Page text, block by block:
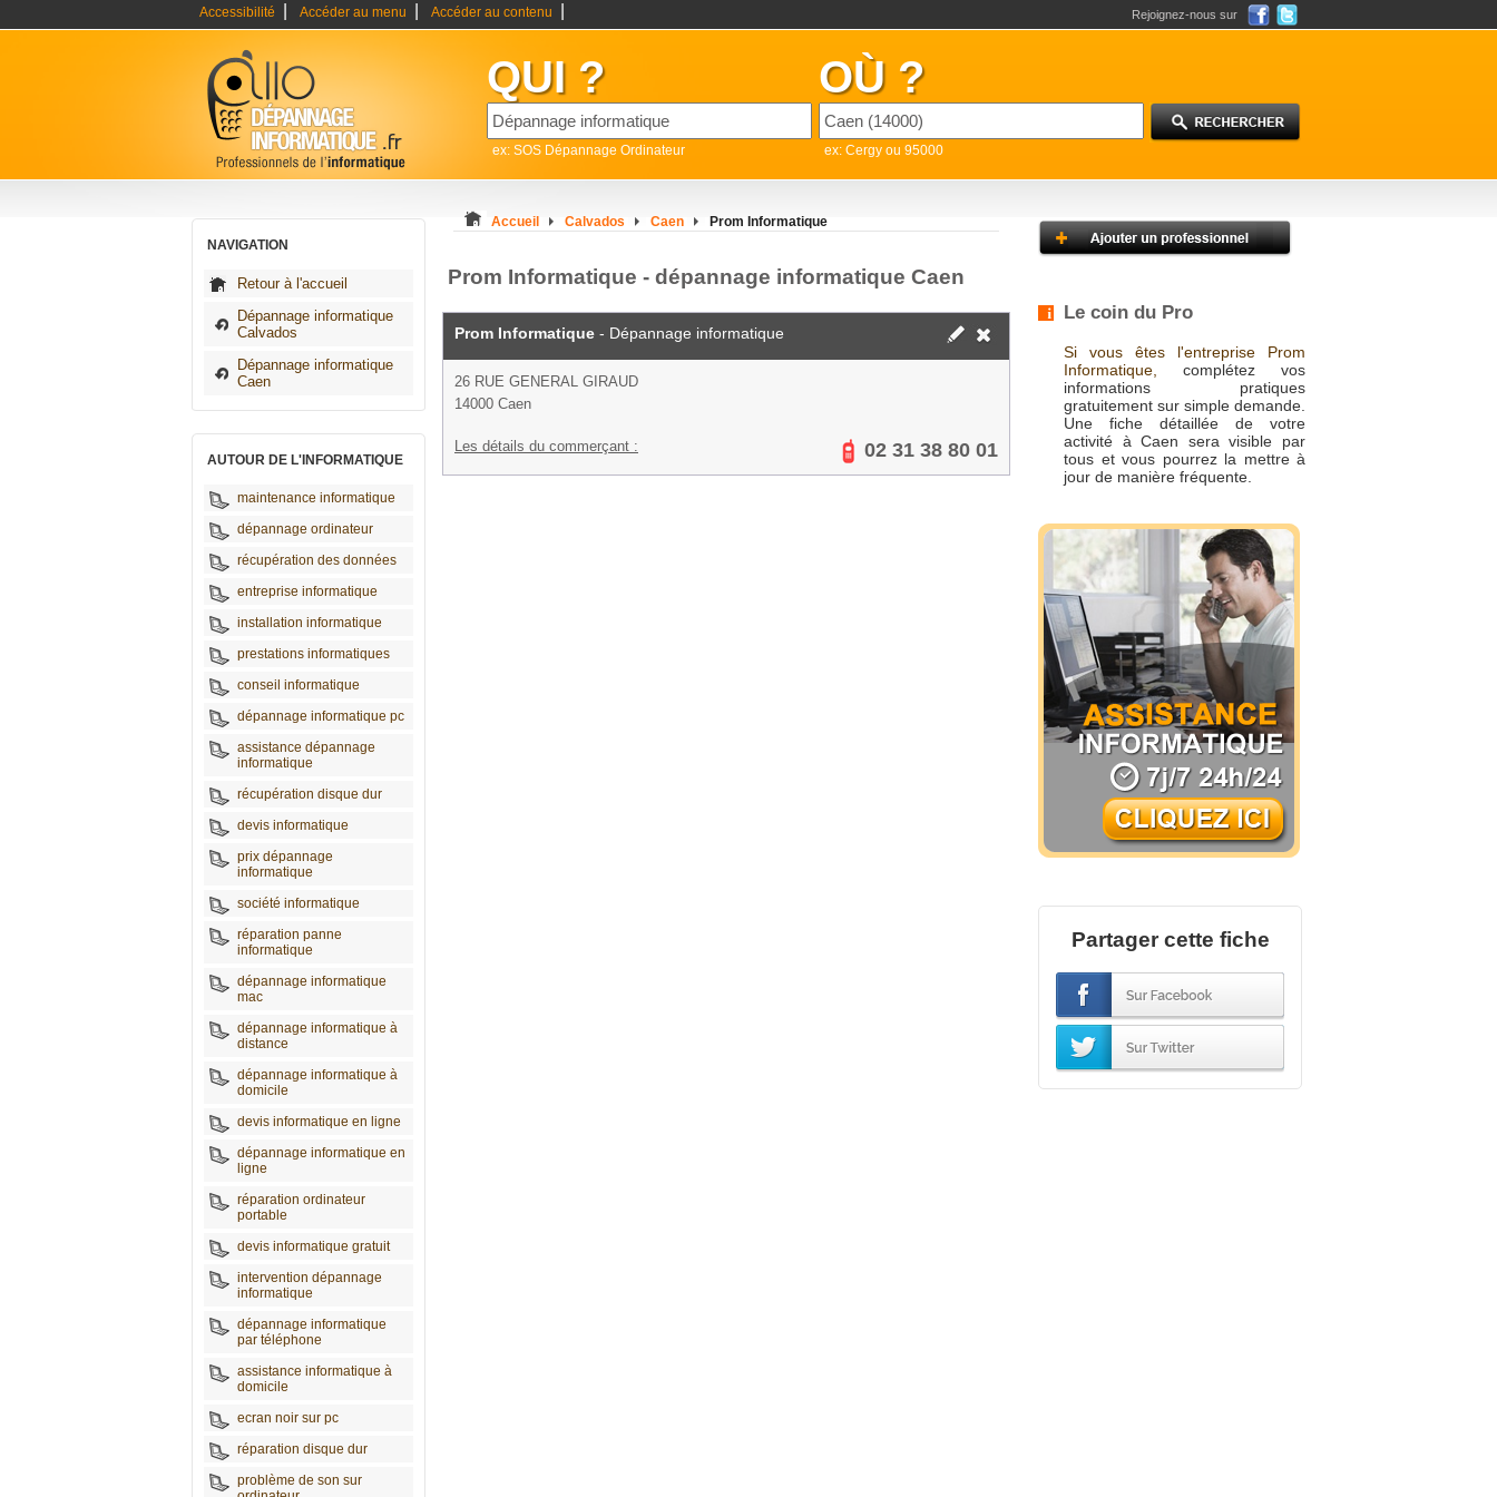
Accessibilité Accéder au menu Accéder au contenu Rejoignez-nous sur
QUI ?
ex: SOS Dépannage Ordinateur
OÙ ?
ex: Cergy ou 95000
NAVIGATION
Retour à l'accueil
Dépannage informatique
Calvados
Dépannage informatique
Caen
AUTOUR DE L'INFORMATIQUE
maintenance informatique
dépannage ordinateur
récupération des données
entreprise informatique
installation informatique
prestations informatiques
conseil informatique
dépannage informatique pc
assistance dépannage
informatique
récupération disque dur
devis informatique
prix dépannage
informatique
société informatique
réparation panne
informatique
dépannage informatique
mac
dépannage informatique à
distance
dépannage informatique à
domicile
devis informatique en ligne
dépannage informatique en
ligne
réparation ordinateur
portable
devis informatique gratuit
intervention dépannage
informatique
dépannage informatique
par téléphone
assistance informatique à
domicile
ecran noir sur pc
réparation disque dur
problème de son sur
Accueil Calvados Caen Prom Informatique
Prom Informatique - dépannage informatique Caen
Prom Informatique - Dépannage informatique
26 RUE GENERAL GIRAUD
14000 Caen
Les détails du commerçant : 02 31 38 80 01
Le coin du Pro
Si vous êtes l'entreprise Prom
Informatique,
complétez vos
informations pratiques
gratuitement sur simple demande.
Une fiche détaillée de votre
activité à Caen sera visible par
tous et vous pourrez la mettre à
jour de manière fréquente.
Partager cette fiche